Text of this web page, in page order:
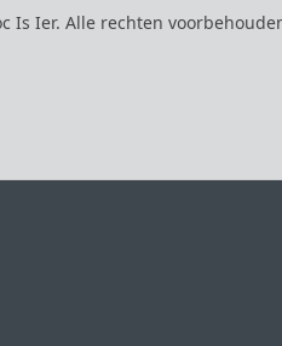
Is Ier. Alle rechten